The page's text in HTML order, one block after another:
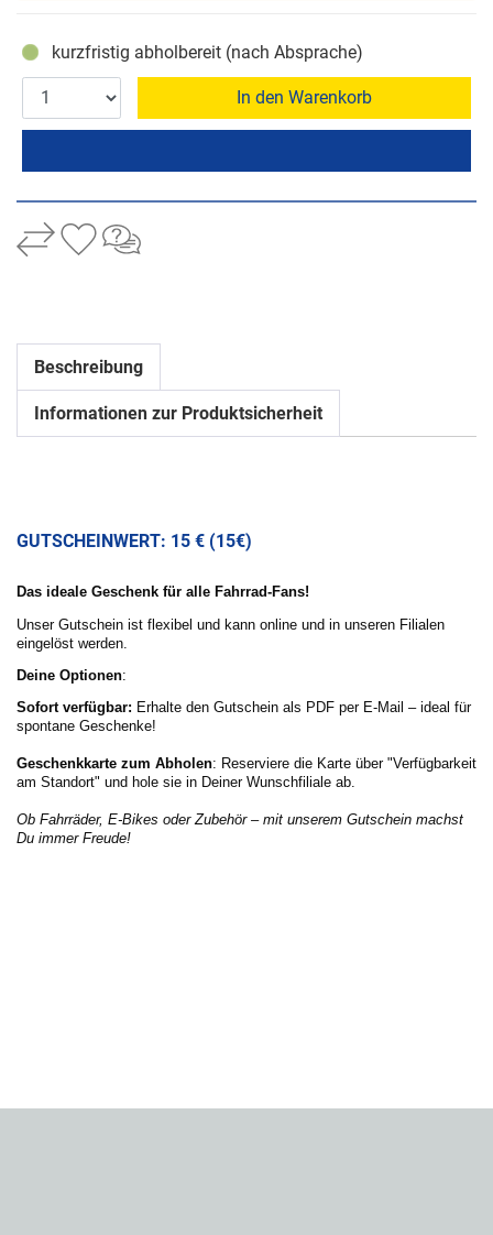
kurzfristig abholbereit (nach Absprache)
In den Warenkorb
Beschreibung
Informationen zur Produktsicherheit
GUTSCHEINWERT: 15 € (15€)
Das ideale Geschenk für alle Fahrrad-Fans!
Unser Gutschein ist flexibel und kann online und in unseren Filialen
eingelöst werden.
Deine Optionen:
Sofort verfügbar: Erhalte den Gutschein als PDF per E-Mail – ideal für
spontane Geschenke!
Geschenkkarte zum Abholen: Reserviere die Karte über "Verfügbarkeit
am Standort" und hole sie in Deiner Wunschfiliale ab.
Ob Fahrräder, E-Bikes oder Zubehör – mit unserem Gutschein machst
Du immer Freude!